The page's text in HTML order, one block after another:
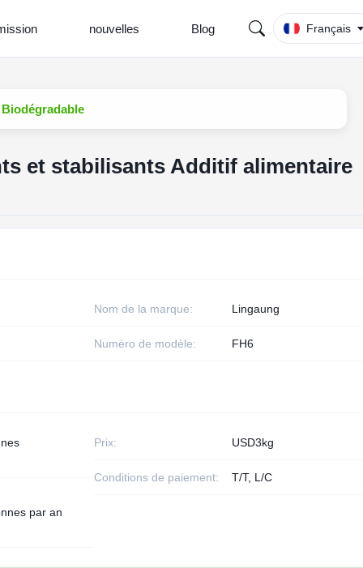
nouvelles Blog Français
et stabilisants Additif alimentaire
Nom de la marque: Lingaung
Numéro de modèle: FH6
Prix: USD3kg
Conditions de paiement: T/T, L/C
par an